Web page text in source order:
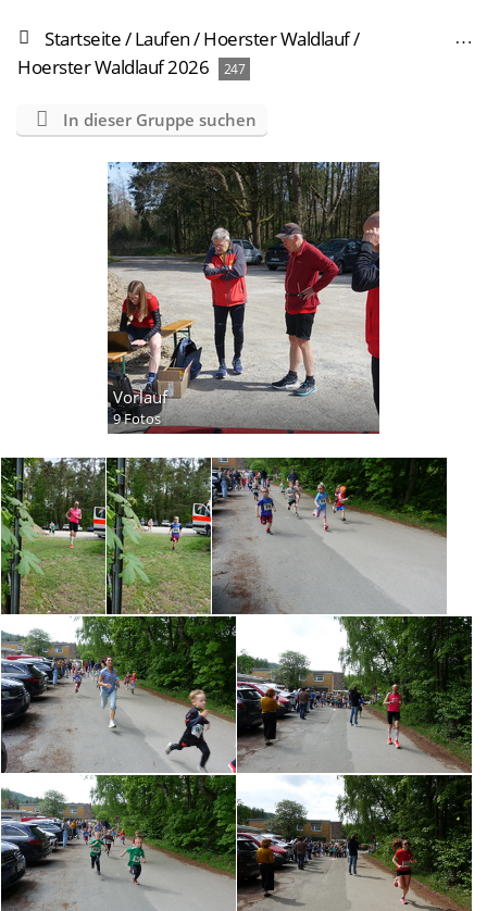
Startseite/Laufen/Hoerster Waldlauf/
Hoerster Waldlauf 2026
247
In dieser Gruppe suchen
Vorlauf
9 Fotos